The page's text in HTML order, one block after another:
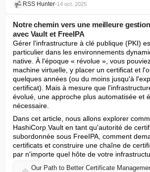
RSS Hunter•14 oct. 2025
Notre chemin vers une meilleure
avec Vault et FreeIPA
Gérer l'infrastructure à clé publique (PKI)
particulier dans les environnements
native. À l'époque « révolue », vous
machine virtuelle, y placer un certificat et
quelques années (ou du moins jusqu'à
certificat). Mais à mesure que
évolué, une approche plus automatisée et
nécessaire.
Dans cet article, nous allons explorer
HashiCorp Vault en tant qu'autorité de
subordonnée sous FreeIPA, comment
certificats et construire une chaîne de
par n'importe quel hôte de votre